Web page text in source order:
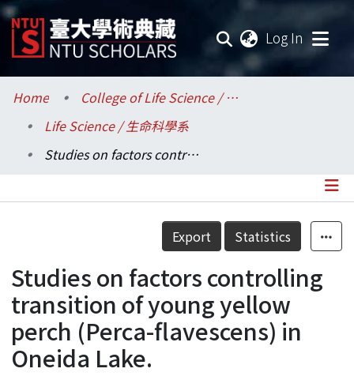
Log In
Communities & Collections
Research Outputs
Statistics
Home
College of Life Science / 生命科學院
Life Science / 生命科學系
Studies on factors controlling transition of young yellow perch (Perca-flavescens) in Oneida Lake.
Details
Export Statistics
Studies on factors controlling
transition of young yellow
perch (Perca-flavescens) in
Oneida Lake.